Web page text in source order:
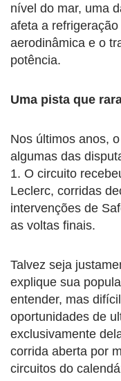
nível do mar, uma
afeta a
aerodinâmica e o
potência.
Uma pista que
Nos últimos anos,
algumas das
1. O circuito
Leclerc, corridas
intervenções de
as voltas finais.
Talvez seja
explique sua
entender, mas
oportunidades de
exclusivamente
corrida aberta por
circuitos do